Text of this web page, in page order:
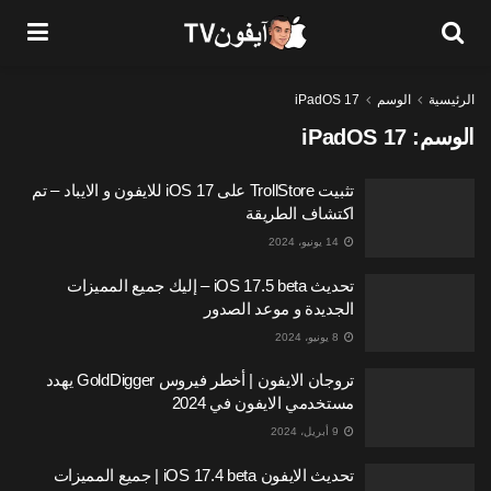
الرئيسية الوسم iPadOS 17
الوسم:iPadOS 17
تثبيت TrollStore على iOS 17 للايفون و الايباد – تم
اكتشاف الطريقة
تحديث iOS 17.5 beta – إليك جميع المميزات
الجديدة و موعد الصدور
تروجان الايفون | أخطر فيروس GoldDigger يهدد
مستخدمي الايفون في 2024
تحديث الايفون iOS 17.4 beta | جميع المميزات